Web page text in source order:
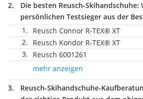
Die besten Reusch-Skihandschuhe:
persönlichen Testsieger aus der
Reusch Connor R-TEX® XT
Reusch Kondor R-TEX® XT
Reusch 6001261
mehr anzeigen
Reusch-Skihandschuhe-